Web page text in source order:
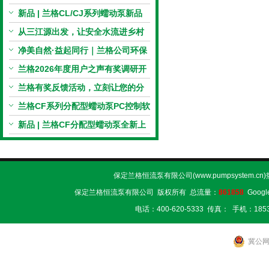
新品 | 兰格CL/CJ系列蠕动泵新品
上市，小巧机身，大有可为！
从三江源出发，让安全水流进乡村
校园 | 兰格×吾水高原公益行
净美自然·益起同行｜兰格公司环保
捡拾公益活动圆满举行
兰格2026年度用户之声有奖调研开
启，京东E卡免费送！
兰格有奖反馈活动，立刻让您的分
享变成惊喜！
兰格CF系列分配型蠕动泵PC控制软
件免费版发布！即日起，通过即可
下载！
新品 | 兰格CF分配型蠕动泵全新上
市，智控每一滴！
保定兰格恒流泵有限公司(www.pumpsystem.cn)
保定兰格恒流泵有限公司 版权所有 总流量： 861858
电话：400-620-5333 传真： 手机：
冀公